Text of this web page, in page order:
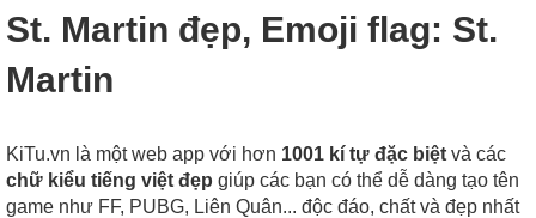
St. Martin đẹp, Emoji flag: St.
Martin
KiTu.vn là một web app với hơn 1001 kí tự đặc biệt và các
chữ kiểu tiếng việt đẹp giúp các bạn có thể dễ dàng tạo tên
game như FF, PUBG, Liên Quân... độc đáo, chất và đẹp nhất